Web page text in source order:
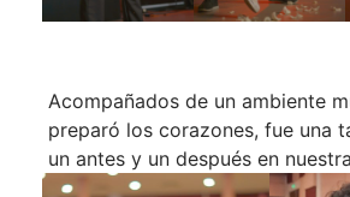
Acompañados de un ambiente
preparó los corazones, fue una
un antes y un después en